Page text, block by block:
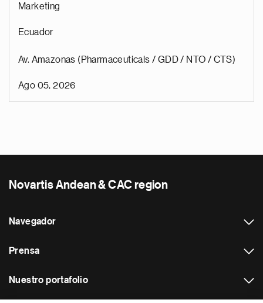
Marketing
Ecuador
Av. Amazonas (Pharmaceuticals / GDD / NTO / CTS)
Ago 05, 2026
Novartis Andean & CAC region
Navegador
Prensa
Nuestro portafolio